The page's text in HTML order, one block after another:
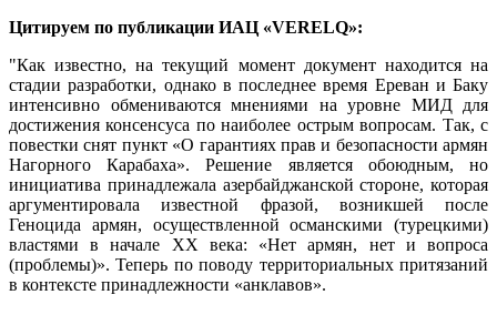
Цитируем по публикации ИАЦ «VERELQ»:
"Как известно, на текущий момент документ находится на
стадии разработки, однако в последнее время Ереван и Баку
интенсивно обмениваются мнениями на уровне МИД для
достижения консенсуса по наиболее острым вопросам. Так, с
повестки снят пункт «О гарантиях прав и безопасности армян
Нагорного Карабаха». Решение является обоюдным, но
инициатива принадлежала азербайджанской стороне, которая
аргументировала известной фразой, возникшей после
Геноцида армян, осуществленной османскими (турецкими)
властями в начале XX века: «Нет армян, нет и вопроса
(проблемы)». Теперь по поводу территориальных притязаний
в контексте принадлежности «анклавов».